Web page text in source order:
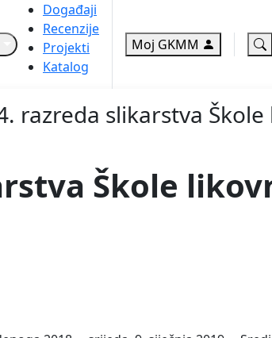
Događaji
Recenzije
Projekti
Katalog
Moj GKMM
razreda slikarstva
Škole